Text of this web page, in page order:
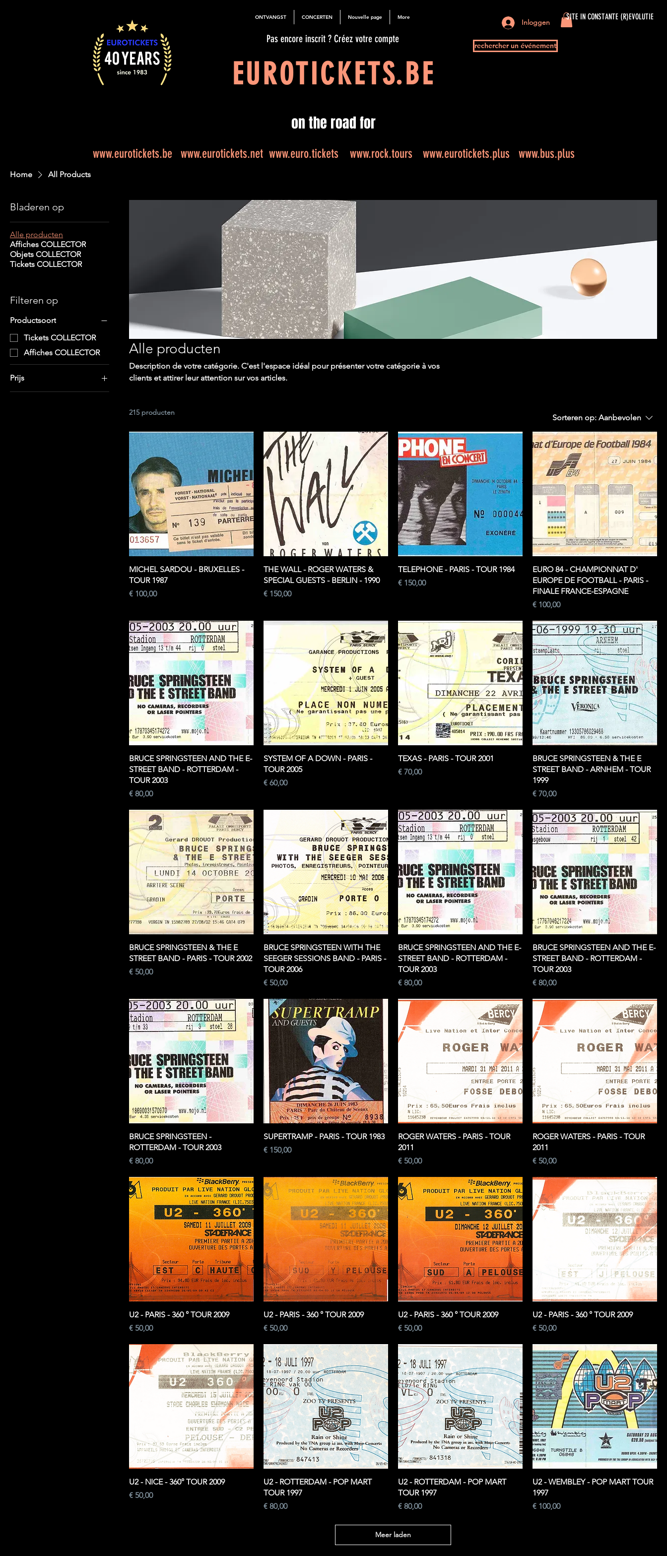
ONTVANGST CONCERTEN Nouvelle page More SITE IN CONSTANTE (R)EVOLUTIE
Pas encore inscrit ? Créez votre compte
EUROTICKETS.BE
Inloggen
rechercher un événement
on the road for
www.eurotickets.be www.eurotickets.net www.euro.tickets www.rock.tours www.eurotickets.plus www.bus.plus
Home All Products
Bladeren op
Alle producten
Affiches COLLECTOR
Objets COLLECTOR
Tickets COLLECTOR
Filteren op
Productsoort
Tickets COLLECTOR
Affiches COLLECTOR
Prijs
Alle producten
Description de votre catégorie. C'est l'espace idéal pour présenter votre catégorie à vos
clients et attirer leur attention sur vos articles.
215 producten
Sorteren op: Aanbevolen
MICHEL SARDOU - BRUXELLES -
TOUR 1987
Prijs
€ 100,00
THE WALL - ROGER WATERS &
SPECIAL GUESTS - BERLIN - 1990
Prijs
€ 150,00
TELEPHONE - PARIS - TOUR 1984
Prijs
€ 150,00
EURO 84 - CHAMPIONNAT D'
EUROPE DE FOOTBALL - PARIS -
FINALE FRANCE-ESPAGNE
Prijs
€ 100,00
BRUCE SPRINGSTEEN AND THE E-
STREET BAND - ROTTERDAM -
TOUR 2003
Prijs
€ 80,00
SYSTEM OF A DOWN - PARIS -
TOUR 2005
Prijs
€ 60,00
TEXAS - PARIS - TOUR 2001
Prijs
€ 70,00
BRUCE SPRINGSTEEN & THE E
STREET BAND - ARNHEM - TOUR
1999
Prijs
€ 70,00
BRUCE SPRINGSTEEN & THE E
STREET BAND - PARIS - TOUR 2002
Prijs
€ 50,00
BRUCE SPRINGSTEEN WITH THE
SEEGER SESSIONS BAND - PARIS -
TOUR 2006
Prijs
€ 50,00
BRUCE SPRINGSTEEN AND THE E-
STREET BAND - ROTTERDAM -
TOUR 2003
Prijs
€ 80,00
BRUCE SPRINGSTEEN AND THE E-
STREET BAND - ROTTERDAM -
TOUR 2003
Prijs
€ 80,00
BRUCE SPRINGSTEEN -
ROTTERDAM - TOUR 2003
Prijs
€ 80,00
SUPERTRAMP - PARIS - TOUR 1983
Prijs
€ 150,00
ROGER WATERS - PARIS - TOUR
2011
Prijs
€ 50,00
ROGER WATERS - PARIS - TOUR
2011
Prijs
€ 50,00
U2 - PARIS - 360 ° TOUR 2009
Prijs
€ 50,00
U2 - PARIS - 360 ° TOUR 2009
Prijs
€ 50,00
U2 - PARIS - 360 ° TOUR 2009
Prijs
€ 50,00
U2 - PARIS - 360 ° TOUR 2009
Prijs
€ 50,00
U2 - NICE - 360° TOUR 2009
Prijs
€ 50,00
U2 - ROTTERDAM - POP MART
TOUR 1997
Prijs
€ 80,00
U2 - ROTTERDAM - POP MART
TOUR 1997
Prijs
€ 80,00
U2 - WEMBLEY - POP MART TOUR
1997
Prijs
€ 100,00
Meer laden